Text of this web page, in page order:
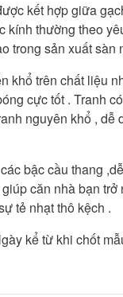
kết hợp giữa
kính thường theo
trong sản xuất sàn
khổ trên chất liệu
cực tốt . Tranh
nguyên khổ , dễ
bậc cầu thang
căn nhà bạn trở
tẻ nhạt thô kệch .
kể từ khi chốt